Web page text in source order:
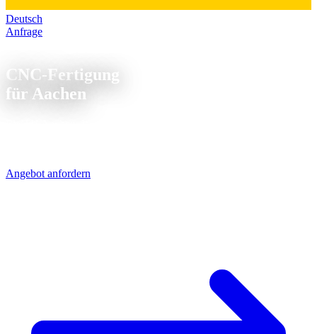
Deutsch
Anfrage
CNC-Fertigung
für Aachen
Angebot anfordern